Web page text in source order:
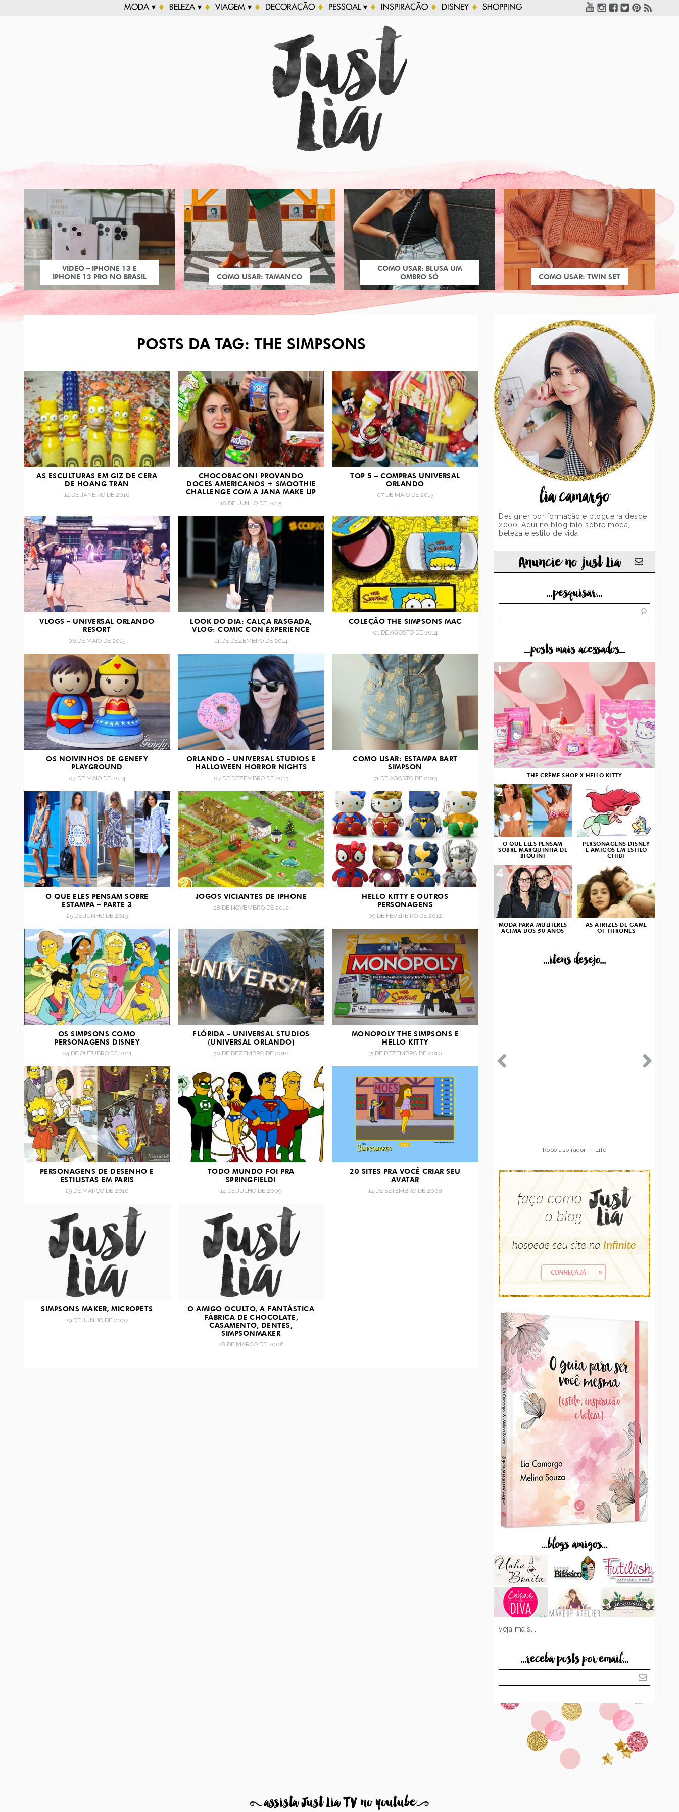
MODA ▾ BELEZA ▾ VIAGEM ▾ DECORAÇÃO PESSOAL ▾ INSPIRAÇÃO DISNEY SHOPPING
VÍDEO – IPHONE 13 E
IPHONE 13 PRO NO BRASIL
COMO USAR: TAMANCO
COMO USAR: BLUSA UM
OMBRO SÓ
COMO USAR: TWIN SET
POSTS DA TAG: THE SIMPSONS
AS ESCULTURAS EM GIZ DE CERA
DE HOANG TRAN
14 DE JANEIRO DE 2016
CHOCOBACON! PROVANDO
DOCES AMERICANOS + SMOOTHIE
CHALLENGE COM A JANA MAKE UP
18 DE JUNHO DE 2015
TOP 5 – COMPRAS UNIVERSAL
ORLANDO
07 DE MAIO DE 2015
VLOGS – UNIVERSAL ORLANDO
RESORT
06 DE MAIO DE 2015
LOOK DO DIA: CALÇA RASGADA,
VLOG: COMIC CON EXPERIENCE
11 DE DEZEMBRO DE 2014
COLEÇÃO THE SIMPSONS MAC
01 DE AGOSTO DE 2014
OS NOIVINHOS DE GENEFY
PLAYGROUND
07 DE MAIO DE 2014
ORLANDO – UNIVERSAL STUDIOS E
HALLOWEEN HORROR NIGHTS
07 DE DEZEMBRO DE 2013
COMO USAR: ESTAMPA BART
SIMPSON
31 DE AGOSTO DE 2013
O QUE ELES PENSAM SOBRE
ESTAMPA – PARTE 3
25 DE JUNHO DE 2013
JOGOS VICIANTES DE IPHONE
28 DE NOVEMBRO DE 2012
HELLO KITTY E OUTROS
PERSONAGENS
09 DE FEVEREIRO DE 2012
OS SIMPSONS COMO
PERSONAGENS DISNEY
04 DE OUTUBRO DE 2011
FLÓRIDA – UNIVERSAL STUDIOS
(UNIVERSAL ORLANDO)
30 DE DEZEMBRO DE 2010
MONOPOLY THE SIMPSONS E
HELLO KITTY
15 DE DEZEMBRO DE 2010
PERSONAGENS DE DESENHO E
ESTILISTAS EM PARIS
29 DE MARÇO DE 2010
TODO MUNDO FOI PRA
SPRINGFIELD!
14 DE JULHO DE 2009
20 SITES PRA VOCÊ CRIAR SEU
AVATAR
14 DE SETEMBRO DE 2008
SIMPSONS MAKER, MICROPETS
29 DE JUNHO DE 2007
O AMIGO OCULTO, A FANTÁSTICA
FÁBRICA DE CHOCOLATE,
CASAMENTO, DENTES,
SIMPSONMAKER
28 DE MARÇO DE 2006
lia camargo
Designer por formação e blogueira desde
2000. Aqui no blog falo sobre moda,
beleza e estilo de vida!
Anuncie no just Lia
...pesquisar...
...posts mais acessados...
THE CRÈME SHOP X HELLO KITTY
1
O QUE ELES PENSAM
SOBRE MARQUINHA DE
BIQUÍNI
2
PERSONAGENS DISNEY
E AMIGOS EM ESTILO
CHIBI
3
MODA PARA MULHERES
ACIMA DOS 50 ANOS
4
AS ATRIZES DE GAME
OF THRONES
...itens desejo...
Robô aspirador – ILife
...blogs amigos...
veja mais...
...receba posts por email...
8assista Just Lia TV no youtube9